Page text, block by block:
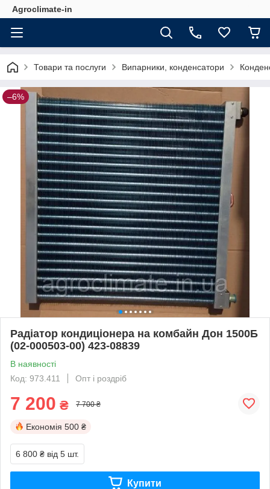
Agroclimate-in
Товари та послуги Випарники, конденсатори
–6%
Радіатор кондиціонера на комбайн Дон 1500Б
(02-000503-00) 423-08839
В наявності
Код: 973.411
Опт і роздріб
7 200 ₴ 7 700 ₴
Економія 500 ₴
6 800 ₴ від 5 шт.
Купити